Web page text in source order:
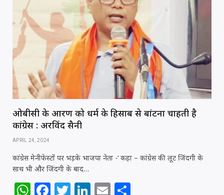
A
p
b
o
o
k
r dI
n
ओबीसी के आरक्षण को धर्म के हिसाब से बांटना चाहती है
कांग्रेस : अरविंद सैनी
APRIL 24, 2024
कांग्रेस मेनीफेस्टों पर भड़के भाजपा नेता -‘ कहा – कांग्रेस की लूट जिंदगी के
साथ भी और जिंदगी के बाद…
W F T Li E